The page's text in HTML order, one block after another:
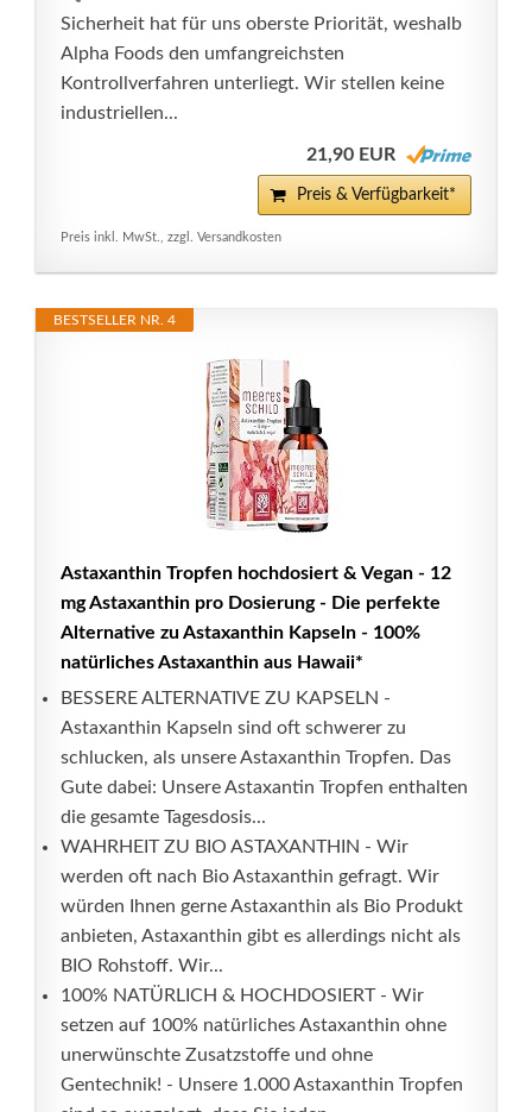
Sicherheit hat für uns oberste Priorität, weshalb
Alpha Foods den umfangreichsten
Kontrollverfahren unterliegt. Wir stellen keine
industriellen...
21,90 EUR
Preis & Verfügbarkeit*
Preis inkl. MwSt., zzgl. Versandkosten
BESTSELLER NR. 4
Astaxanthin Tropfen hochdosiert & Vegan - 12
mg Astaxanthin pro Dosierung - Die perfekte
Alternative zu Astaxanthin Kapseln - 100%
natürliches Astaxanthin aus Hawaii*
BESSERE ALTERNATIVE ZU KAPSELN -
Astaxanthin Kapseln sind oft schwerer zu
schlucken, als unsere Astaxanthin Tropfen. Das
Gute dabei: Unsere Astaxantin Tropfen enthalten
die gesamte Tagesdosis...
WAHRHEIT ZU BIO ASTAXANTHIN - Wir
werden oft nach Bio Astaxanthin gefragt. Wir
würden Ihnen gerne Astaxanthin als Bio Produkt
anbieten, Astaxanthin gibt es allerdings nicht als
BIO Rohstoff. Wir...
100% NATÜRLICH & HOCHDOSIERT - Wir
setzen auf 100% natürliches Astaxanthin ohne
unerwünschte Zusatzstoffe und ohne
Gentechnik! - Unsere 1.000 Astaxanthin Tropfen